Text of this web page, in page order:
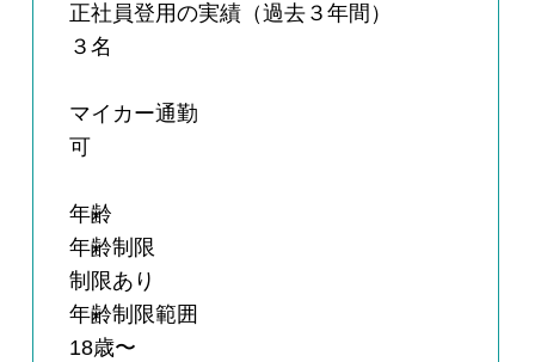
正社員登用の実績（過去３年間）
３名
マイカー通勤
可
年齢
年齢制限
制限あり
年齢制限範囲
18歳〜